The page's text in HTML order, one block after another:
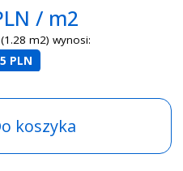
/ m2
m2) wynosi:
PLN
koszyka